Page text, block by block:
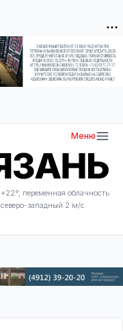
Меню
+22°, переменная облачность
северо-западный 2 м/с